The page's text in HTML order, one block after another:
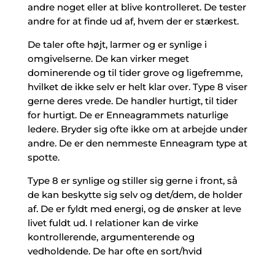
andre noget eller at blive kontrolleret. De tester
andre for at finde ud af, hvem der er stærkest.
De taler ofte højt, larmer og er synlige i
omgivelserne. De kan virker meget
dominerende og til tider grove og ligefremme,
hvilket de ikke selv er helt klar over. Type 8 viser
gerne deres vrede. De handler hurtigt, til tider
for hurtigt. De er Enneagrammets naturlige
ledere. Bryder sig ofte ikke om at arbejde under
andre. De er den nemmeste Enneagram type at
spotte.
Type 8 er synlige og stiller sig gerne i front, så
de kan beskytte sig selv og det/dem, de holder
af. De er fyldt med energi, og de ønsker at leve
livet fuldt ud. I relationer kan de virke
kontrollerende, argumenterende og
vedholdende. De har ofte en sort/hvid